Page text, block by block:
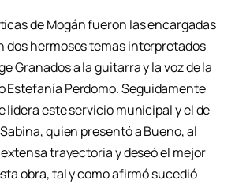
de Mogán fueron las encargadas
dos hermosos temas interpretados
Granados a la guitarra y la voz de la
Estefanía Perdomo. Seguidamente
lidera este servicio municipal y el de
quien presentó a Bueno, al
trayectoria y deseó el mejor
obra, tal y como afirmó sucedió